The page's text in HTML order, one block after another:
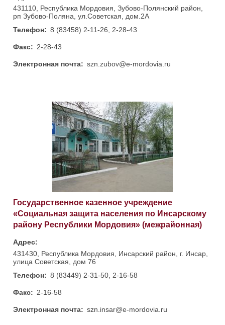
431110, Республика Мордовия, Зубово-Полянский район,
рп Зубово-Поляна, ул.Советская, дом.2А
Телефон: 8 (83458) 2-11-26, 2-28-43
Факс: 2-28-43
Электронная почта: szn.zubov@e-mordovia.ru
Государственное казенное учреждение
«Социальная защита населения по Инсарскому
району Республики Мордовия» (межрайонная)
Адрес:
431430, Республика Мордовия, Инсарский район, г. Инсар,
улица Советская, дом 76
Телефон: 8 (83449) 2-31-50, 2-16-58
Факс: 2-16-58
Электронная почта: szn.insar@e-mordovia.ru